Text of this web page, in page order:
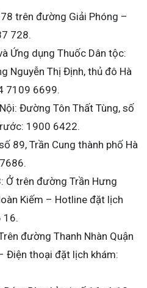
trên đường Giải Phóng –
728.
Ứng dụng Thuốc Dân tộc:
Nguyễn Thị Định, thủ đô Hà
7109 6699.
Đường Tôn Thất Tùng, số
1900 6422.
89, Trần Cung thành phố Hà
Ở trên đường Trần Hưng
Kiếm – Hotline đặt lịch
16.
đường Thanh Nhàn Quận
Điện thoại đặt lịch khám: